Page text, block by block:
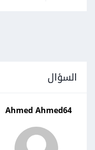
السؤال
Ahmed Ahmed64